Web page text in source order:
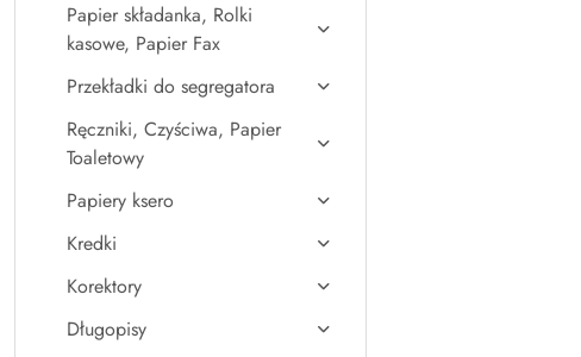
Papier składanka, Rolki
kasowe, Papier Fax
Przekładki do segregatora
Ręczniki, Czyściwa, Papier
Toaletowy
Papiery ksero
Kredki
Korektory
Długopisy